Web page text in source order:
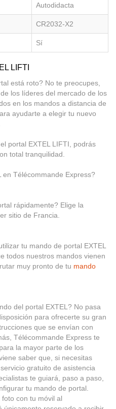
Autodidacta
CR2032-X2
Sí
LIFTI
está roto? No te preocupes,
los líderes del mercado de los
en los mandos a distancia de
ayudarte a elegir tu nuevo
portal EXTEL LIFTI, podrás
total tranquilidad.
en Télécommande Express?
rápidamente? Elige la
sitio de Francia.
tu mando de portal EXTEL
todos nuestros mandos vienen
muy pronto de tu mando
del portal EXTEL? No pasa
para ofrecerte su gran
que se envían con
Télécommande Express te
la mayor parte de los
saber que, si necesitas
gratuito de asistencia
te guiará, paso a paso,
tu mando de portal.
con tu móvil al